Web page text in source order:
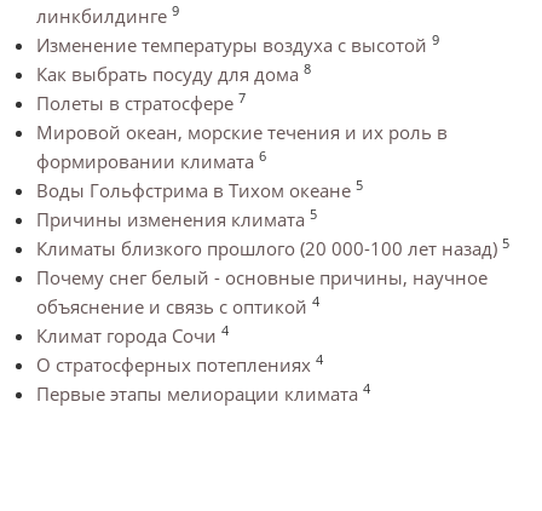
линкбилдинге 9
Изменение температуры воздуха с высотой 9
Как выбрать посуду для дома 8
Полеты в стратосфере 7
Мировой океан, морские течения и их роль в
формировании климата 6
Воды Гольфстрима в Тихом океане 5
Причины изменения климата 5
Климаты близкого прошлого (20 000-100 лет назад) 5
Почему снег белый - основные причины, научное
объяснение и связь с оптикой 4
Климат города Сочи 4
О стратосферных потеплениях 4
Первые этапы мелиорации климата 4